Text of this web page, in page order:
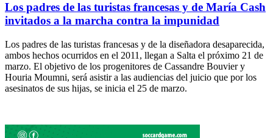
Los padres de las turistas francesas y de María Cash
invitados a la marcha contra la impunidad
Los padres de las turistas francesas y de la diseñadora desaparecida,
ambos hechos ocurridos en el 2011, llegan a Salta el próximo 21 de
marzo. El objetivo de los progenitores de Cassandre Bouvier y
Houria Moumni, será asistir a las audiencias del juicio que por los
asesinatos de sus hijas, se inicia el 25 de marzo.